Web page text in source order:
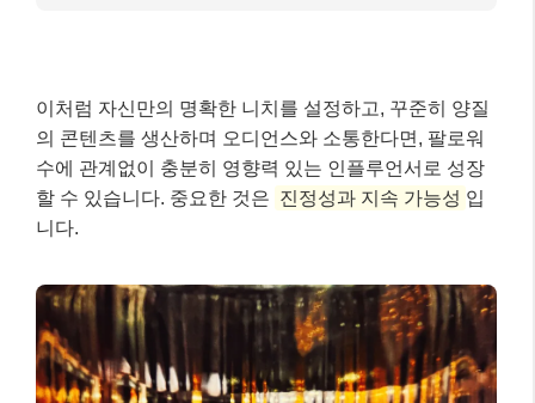
이처럼 자신만의 명확한 니치를 설정하고, 꾸준히 양질
의 콘텐츠를 생산하며 오디언스와 소통한다면, 팔로워
수에 관계없이 충분히 영향력 있는 인플루언서로 성장
할 수 있습니다. 중요한 것은 진정성과 지속 가능성 입
니다.